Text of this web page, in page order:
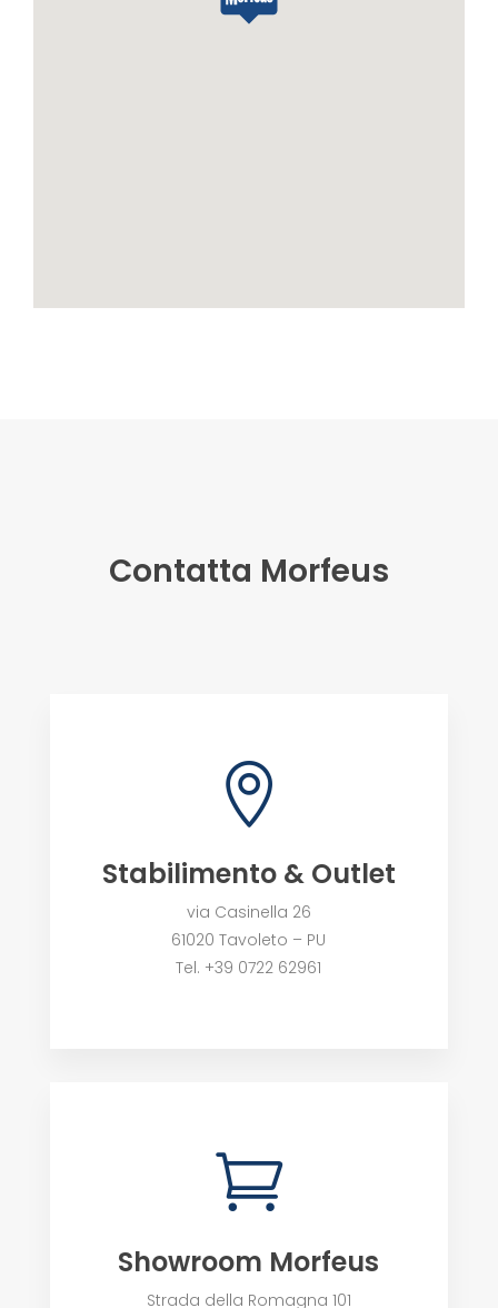
Contatta Morfeus

Stabilimento & Outlet
via Casinella 26
61020 Tavoleto – PU
Tel. +39 0722 62961

Showroom Morfeus
Strada della Romagna 101